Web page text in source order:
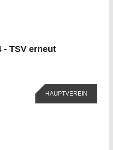
- TSV erneut
HAUPTVEREIN